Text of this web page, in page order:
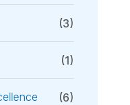
(3)
(1)
(6)